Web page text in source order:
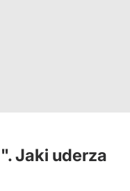
Jaki uderza